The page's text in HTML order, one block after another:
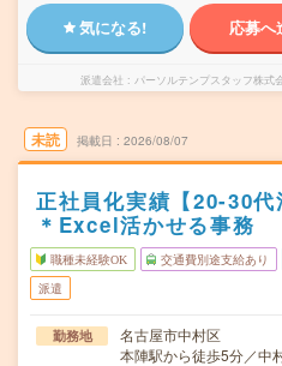
気になる! 応募へ
派遣会社 パーソルテンプスタッフ株式
未読 掲載日 2026/08/07
正社員化実績【20-30
＊Excel活かせる事務
職種未経験OK 交通費別途支給あり
派遣
勤務地
名古屋市中村区
本陣駅から徒歩5分／中